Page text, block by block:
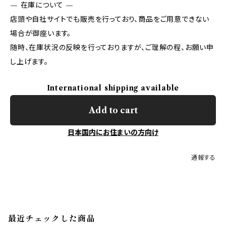
— 在庫について —
店頭や自社サイトでも販売を行っており、商品をご用意できない
場合が御座います。
随時、在庫状況の反映を行っておりますが、ご理解の程、お願い申
し上げます。
International shipping available
Add to cart
日本国内にお住まいの方向け
通報する
最近チェックした商品